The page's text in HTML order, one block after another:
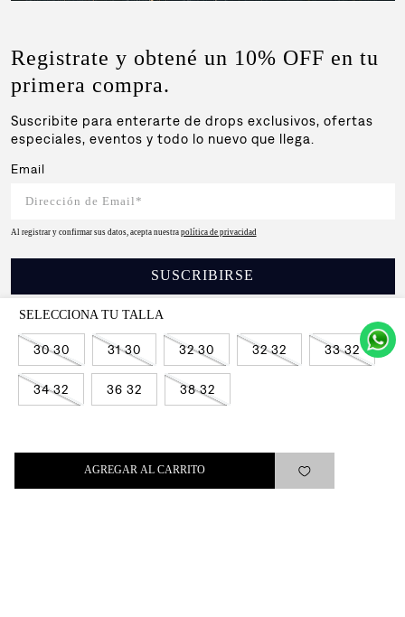
30 30 31 30 32 30 32 32 33 32
34 32 36 32 38 32
AGREGAR AL CARRITO
Registrate y obtené un 10% OFF en tu
primera compra.
Suscribite para enterarte de drops exclusivos, ofertas
especiales, eventos y todo lo nuevo que llega.
Email
Al registrar y confirmar sus datos, acepta nuestra política de privacidad
SUSCRIBIRSE
Levi's®